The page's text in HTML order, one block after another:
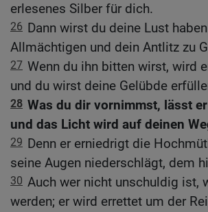
erlesenes Silber für dich.
26 Dann wirst du deine Lust
Allmächtigen und dein Antlitz zu
27 Wenn du ihn bitten wirst, wird
und du wirst deine Gelübde
28 Was du dir vornimmst, lässt
und das Licht wird auf deinen
29 Denn er erniedrigt die
seine Augen niederschlägt, dem
30 Auch wer nicht unschuldig ist,
werden; er wird errettet um der